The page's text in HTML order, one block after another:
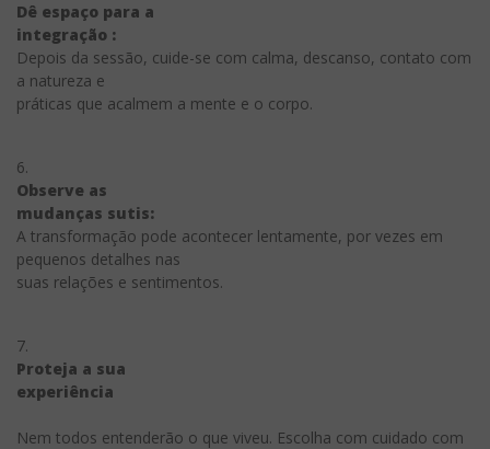
Dê espaço para a
integração :
Depois da sessão, cuide-se com calma, descanso, contato com
a natureza e
práticas que acalmem a mente e o corpo.
6.
Observe as
mudanças sutis:
A transformação pode acontecer lentamente, por vezes em
pequenos detalhes nas
suas relações e sentimentos.
7.
Proteja a sua
experiência
Nem todos entenderão o que viveu. Escolha com cuidado com